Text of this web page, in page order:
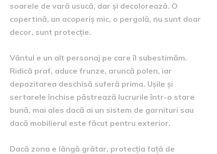
soarele de vară usucă, dar și decolorează. O
copertină, un acoperiș mic, o pergolă, nu sunt doar
decor, sunt protecție.
Vântul e un alt personaj pe care îl subestimăm.
Ridică praf, aduce frunze, aruncă polen, iar
depozitarea deschisă suferă prima. Ușile și
sertarele închise păstrează lucrurile într-o stare
bună, mai ales dacă ai un sistem de garnituri sau
dacă mobilierul este făcut pentru exterior.
Dacă zona e lângă grătar, protecția față de